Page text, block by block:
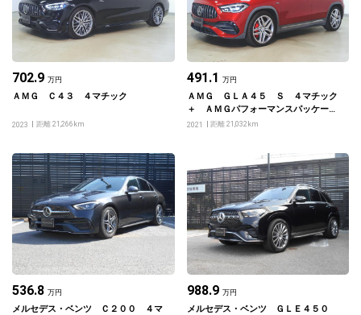
702.9 万円
ＡＭＧ Ｃ４３ ４マチック
2023 距離 21,266km
491.1 万円
ＡＭＧ ＧＬＡ４５ Ｓ ４マチック
＋ ＡＭＧパフォーマンスパッケー
ジ ＡＭＧアドバンスドパッケージ
2021 距離 21,032km
536.8 万円
メルセデス・ベンツ Ｃ２００ ４マ
988.9 万円
メルセデス・ベンツ ＧＬＥ４５０